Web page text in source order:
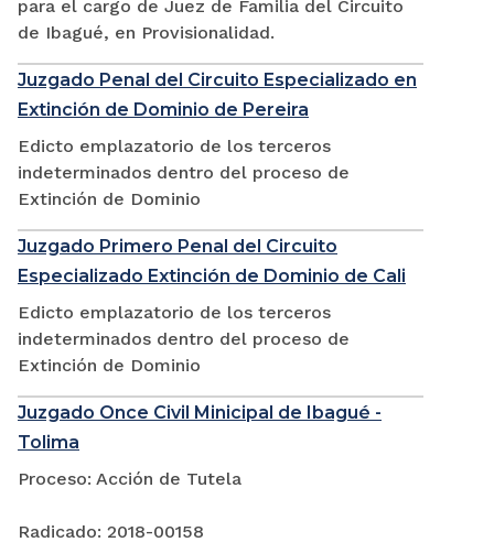
para el cargo de Juez de Familia del Circuito
de Ibagué, en Provisionalidad.
Juzgado Penal del Circuito Especializado en
Extinción de Dominio de Pereira
Edicto emplazatorio de los terceros
indeterminados dentro del proceso de
Extinción de Dominio
Juzgado Primero Penal del Circuito
Especializado Extinción de Dominio de Cali
Edicto emplazatorio de los terceros
indeterminados dentro del proceso de
Extinción de Dominio
Juzgado Once Civil Minicipal de Ibagué -
Tolima
Proceso: Acción de Tutela
Radicado: 2018-00158